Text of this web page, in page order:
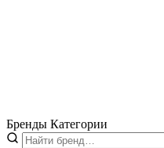
Бренды Категории